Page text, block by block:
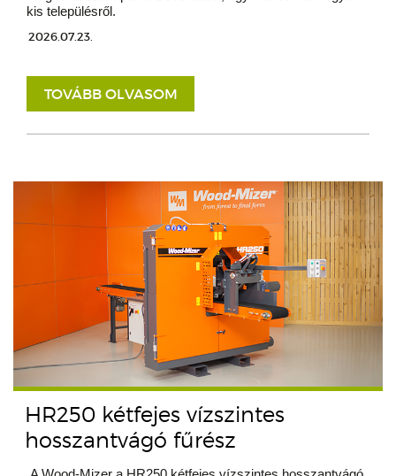
kis településről.
2026.07.23.
TOVÁBB OLVASOM
HR250 kétfejes vízszintes
hosszantvágó fűrész